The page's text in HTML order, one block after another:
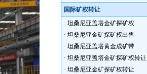
国际矿权转让
· 坦桑尼亚盖塔金矿探矿权
· 坦桑尼亚金矿探矿权出售
· 坦桑尼亚盖塔黄金成矿带
· 坦桑尼亚盖塔金矿探矿权转让
· 坦桑尼亚金矿探矿权转让